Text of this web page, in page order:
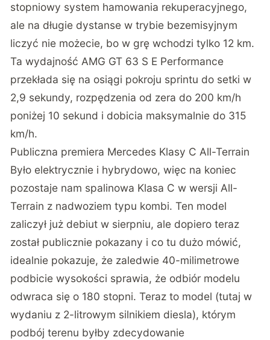
stopniowy system hamowania rekuperacyjnego,
ale na długie dystanse w trybie bezemisyjnym
liczyć nie możecie, bo w grę wchodzi tylko 12 km.
Ta wydajność AMG GT 63 S E Performance
przekłada się na osiągi pokroju sprintu do setki w
2,9 sekundy, rozpędzenia od zera do 200 km/h
poniżej 10 sekund i dobicia maksymalnie do 315
km/h.
Publiczna premiera Mercedes Klasy C All-Terrain
Było elektrycznie i hybrydowo, więc na koniec
pozostaje nam spalinowa Klasa C w wersji All-
Terrain z nadwoziem typu kombi. Ten model
zaliczył już debiut w sierpniu, ale dopiero teraz
został publicznie pokazany i co tu dużo mówić,
idealnie pokazuje, że zaledwie 40-milimetrowe
podbicie wysokości sprawia, że odbiór modelu
odwraca się o 180 stopni. Teraz to model (tutaj w
wydaniu z 2-litrowym silnikiem diesla), którym
podbój terenu byłby zdecydowanie